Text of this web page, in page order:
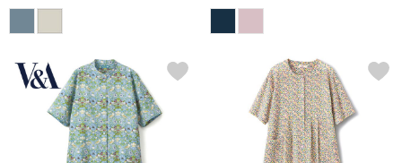
集
RUGLOG 2026
アウター